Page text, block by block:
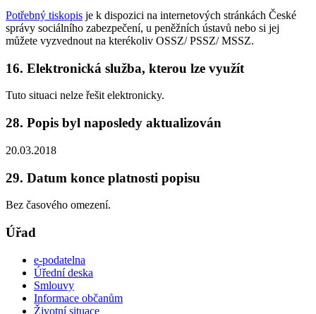
Potřebný tiskopis je k dispozici na internetových stránkách České
správy sociálního zabezpečení, u peněžních ústavů nebo si jej
můžete vyzvednout na kterékoliv OSSZ/ PSSZ/ MSSZ.
16. Elektronická služba, kterou lze využít
Tuto situaci nelze řešit elektronicky.
28. Popis byl naposledy aktualizován
20.03.2018
29. Datum konce platnosti popisu
Bez časového omezení.
Úřad
e-podatelna
Úřední deska
Smlouvy
Informace občanům
Životní situace